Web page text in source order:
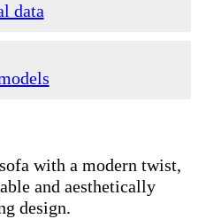
data
with a modern twist,
and aesthetically
design.